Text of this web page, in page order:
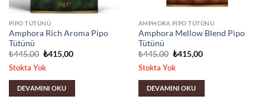
PIPO TÜTÜNÜ
Amphora Rich Aroma Pipo
Tütünü
₺445,00 Orijinal
₺445,00.
₺415,00Şu
Stokta Yok
DEVAMINI OKU
AMPHORA PIPO TÜTÜNÜ
Amphora Mellow Blend Pipo
Tütünü
₺445,00 Orijinal
₺445,00.
₺415,00Şu
Stokta Yok
DEVAMINI OKU